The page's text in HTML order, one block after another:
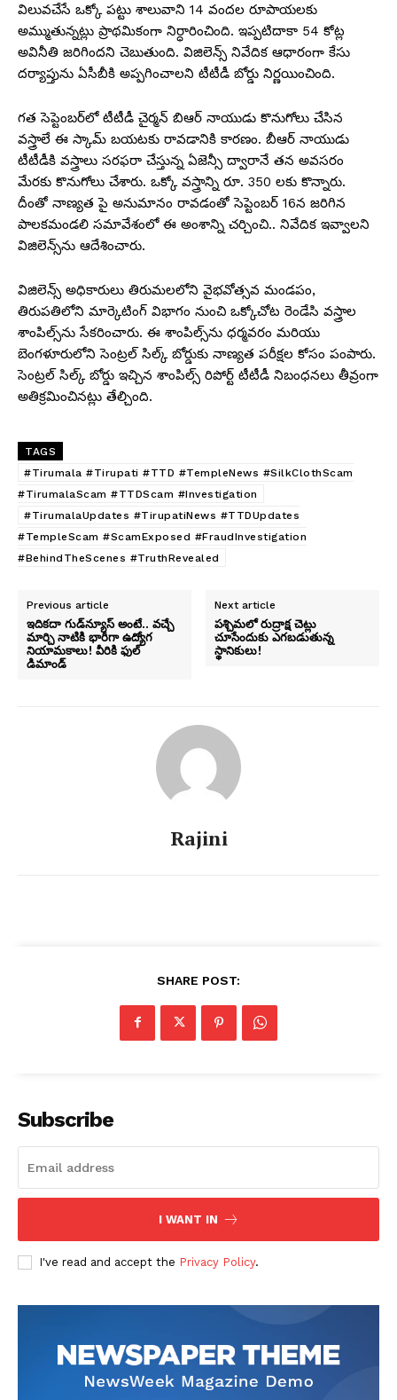
విలువచేసే ఒక్కో పట్టు శాలువాని 14 వందల రూపాయలకు
అమ్ముతున్నట్లు ప్రాథమికంగా నిర్ధారించింది. ఇప్పటిదాకా 54 కోట్ల
అవినీతి జరిగిందని చెబుతుంది. విజిలెన్స్ నివేదిక ఆధారంగా కేసు
దర్యాప్తును ఏసీబీకి అప్పగించాలని టీటీడీ బోర్డు నిర్ణయించింది.
గత సెప్టెంబర్‌లో టీటీడీ చైర్మన్ బిఆర్ నాయుడు కొనుగోలు చేసిన
వస్త్రాలే ఈ స్కామ్ బయటకు రావడానికి కారణం. బీఆర్ నాయుడు
టీటీడీకి వస్త్రాలు సరఫరా చేస్తున్న ఏజెన్సీ ద్వారానే తన అవసరం
మేరకు కొనుగోలు చేశారు. ఒక్కో వస్త్రాన్ని రూ. 350 లకు కొన్నారు.
దీంతో నాణ్యత పై అనుమానం రావడంతో సెప్టెంబర్ 16న జరిగిన
పాలకమండలి సమావేశంలో ఈ అంశాన్ని చర్చించి.. నివేదిక ఇవ్వాలని
విజిలెన్స్‌ను ఆదేశించారు.
విజిలెన్స్ అధికారులు తిరుమలలోని వైభవోత్సవ మండపం,
తిరుపతిలోని మార్కెటింగ్ విభాగం నుంచి ఒక్కోచోట రెండేసి వస్త్రాల
శాంపిల్స్‌ను సేకరించారు. ఈ శాంపిల్స్‌ను ధర్మవరం మరియు
బెంగళూరులోని సెంట్రల్ సిల్క్ బోర్డుకు నాణ్యత పరీక్షల కోసం పంపారు.
సెంట్రల్ సిల్క్ బోర్డు ఇచ్చిన శాంపిల్స్ రిపోర్ట్ టీటీడీ నిబంధనలు తీవ్రంగా
అతిక్రమించినట్లు తేల్చింది.
TAGS
#Tirumala #Tirupati #TTD #TempleNews #SilkClothScam
#TirumalaScam #TTDScam #Investigation
#TirumalaUpdates #TirupatiNews #TTDUpdates
#TempleScam #ScamExposed #FraudInvestigation
#BehindTheScenes #TruthRevealed
Previous article
ఇదికదా గుడ్‌న్యూస్ అంటే.. వచ్చే
మార్చి నాటికి భారీగా ఉద్యోగ
నియామకాలు! వీరికి ఫుల్‌
డిమాండ్
Next article
పశ్చిమలో రుద్రాక్ష చెట్లు
చూసేందుకు ఎగబడుతున్న
స్థానికులు!
Rajini
SHARE POST:
Subscribe
I WANT IN
I've read and accept the Privacy Policy.